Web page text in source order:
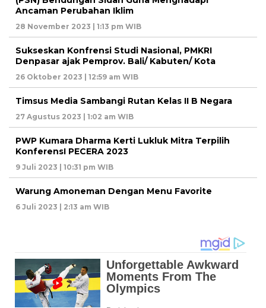
Ancaman Perubahan Iklim
28 November 2023 | 1:13 pm WIB
Sukseskan Konfrensi Studi Nasional, PMKRI
Denpasar ajak Pemprov. Bali/ Kabuten/ Kota
26 Oktober 2023 | 12:59 am WIB
Timsus Media Sambangi Rutan Kelas II B Negara
27 Agustus 2023 | 1:02 am WIB
PWP Kumara Dharma Kerti Lukluk Mitra Terpilih
KonferensI PECERA 2023
9 Juli 2023 | 10:31 pm WIB
Warung Amoneman Dengan Menu Favorite
6 Juli 2023 | 2:13 am WIB